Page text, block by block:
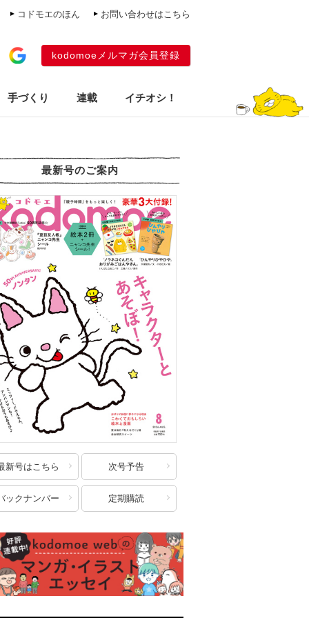
コドモエのほん お問い合わせはこちら
kodomoeメルマガ会員登録
手づくり 連載 イチオシ！
最新号のご案内
新号はこちら 次号予告
ックナンバー 定期購読